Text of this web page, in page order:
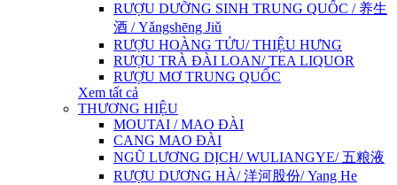
RƯỢU DƯỠNG SINH TRUNG QUỐC / 养生
酒 / Yǎngshēng Jiǔ
RƯỢU HOÀNG TỬU/ THIỆU HƯNG
RƯỢU TRÀ ĐÀI LOAN/ TEA LIQUOR
RƯỢU MƠ TRUNG QUỐC
Xem tất cả
THƯƠNG HIỆU
MOUTAI / MAO ĐÀI
CANG MAO ĐÀI
NGŨ LƯƠNG DỊCH/ WULIANGYE/ 五粮液
RƯỢU DƯƠNG HÀ/ 洋河股份/ Yang He